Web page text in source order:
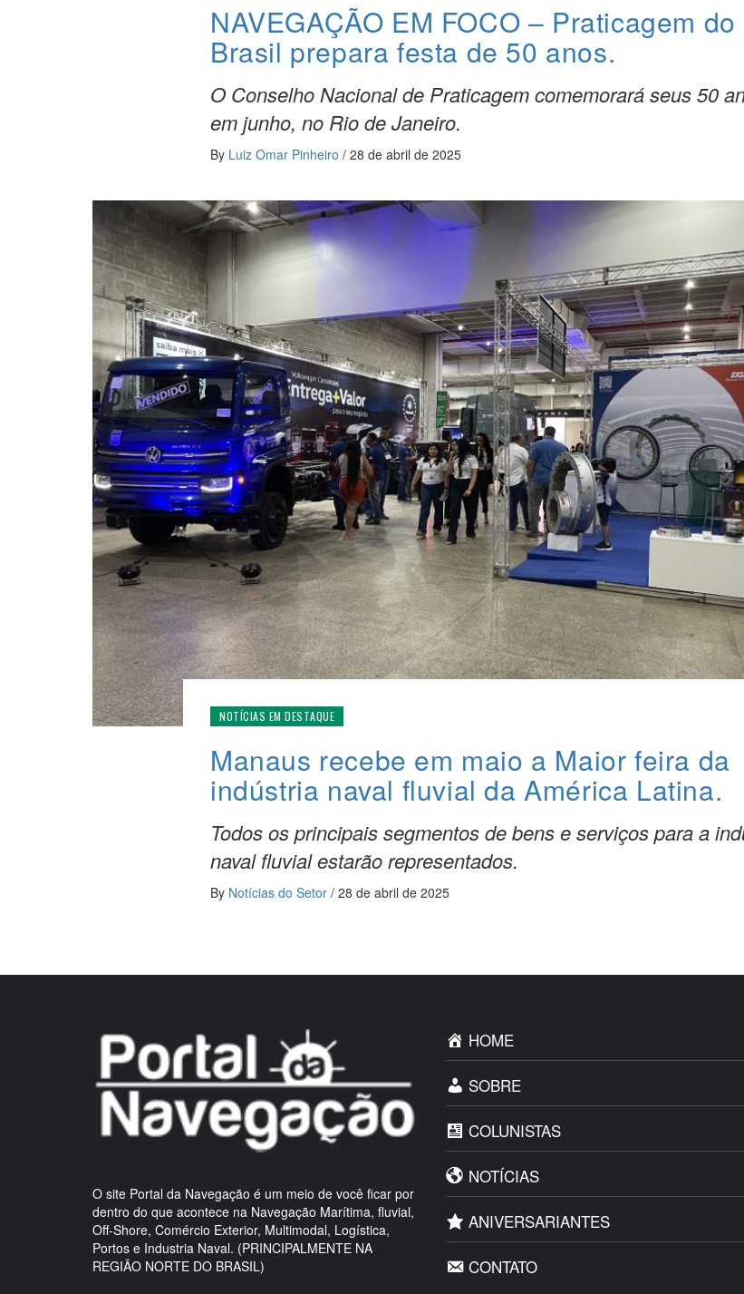
NAVEGAÇÃO EM FOCO – Praticagem do
Brasil prepara festa de 50 anos.
O Conselho Nacional de Praticagem comemorará seus 50
em junho, no Rio de Janeiro.
By Luiz Omar Pinheiro / 28 de abril de 2025
NOTÍCIAS EM DESTAQUE
Manaus recebe em maio a Maior feira da
indústria naval fluvial da América Latina.
Todos os principais segmentos de bens e serviços para a
naval fluvial estarão representados.
By Notícias do Setor / 28 de abril de 2025
O site Portal da Navegação é um meio de você ficar por
dentro do que acontece na Navegação Marítima, fluvial,
Off-Shore, Comércio Exterior, Multimodal, Logística,
Portos e Industria Naval. (PRINCIPALMENTE NA
REGIÃO NORTE DO BRASIL)
HOME
SOBRE
COLUNISTAS
NOTÍCIAS
ANIVERSARIANTES
CONTATO